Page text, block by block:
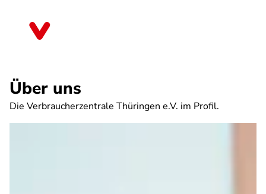
Über uns
Die Verbraucherzentrale Thüringen e.V. im Profil.